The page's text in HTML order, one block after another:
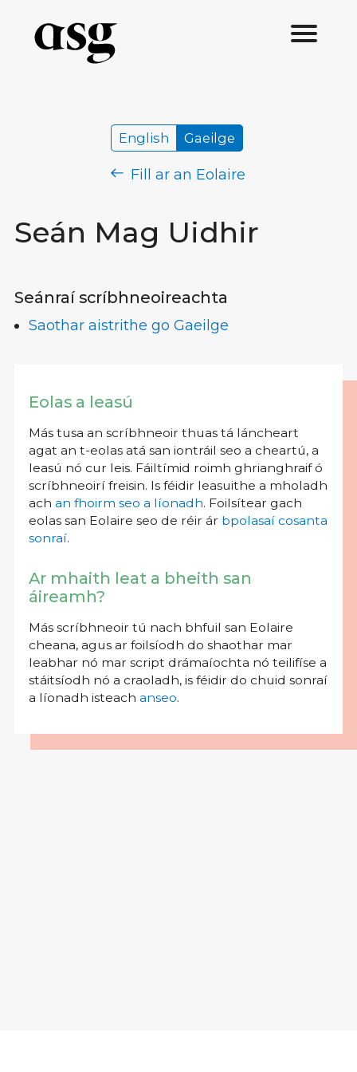
Seán Mag Uidhir
English Gaeilge
Fill ar an Eolaire
Seánraí scríbhneoireachta
Saothar aistrithe go Gaeilge
Eolas a leasú
Más tusa an scríbhneoir thuas tá láncheart
agat an t-eolas atá san iontráil seo a cheartú, a
leasú nó cur leis. Fáiltímid roimh ghrianghraif ó
scríbhneoirí freisin. Is féidir leasuithe a mholadh
ach an fhoirm seo a líonadh. Foilsítear gach
eolas san Eolaire seo de réir ár bpolasaí cosanta
sonraí.
Ar mhaith leat a bheith san
áireamh?
Más scríbhneoir tú nach bhfuil san Eolaire
cheana, agus ar foilsíodh do shaothar mar
leabhar nó mar script drámaíochta nó teilifíse a
stáitsíodh nó a craoladh, is féidir do chuid sonraí
a líonadh isteach anseo.